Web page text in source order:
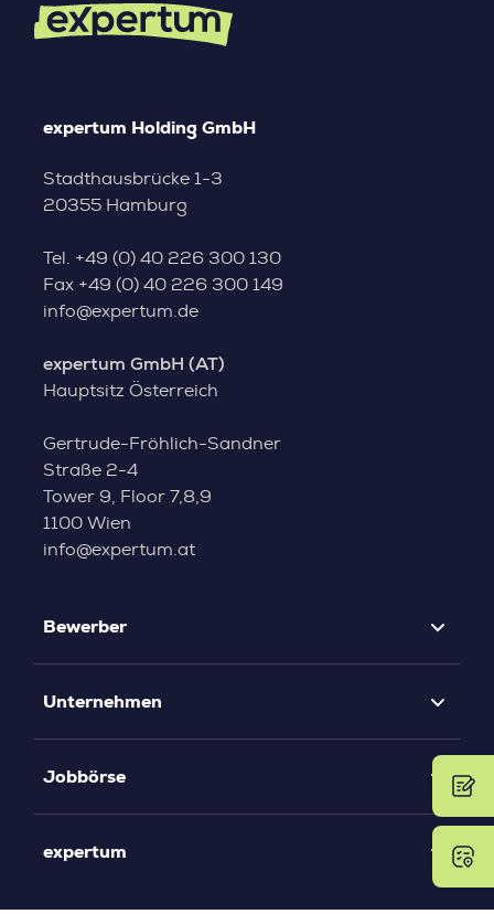
expertum Holding GmbH
Stadthausbrücke 1-3
20355 Hamburg
Tel. +49 (0) 40 226 300 130
Fax +49 (0) 40 226 300 149
info@expertum.de
expertum GmbH (AT)
Hauptsitz Österreich
Gertrude-Fröhlich-Sandner
Straße 2-4
Tower 9, Floor 7,8,9
1100 Wien
info@expertum.at
Bewerber
Unternehmen
Jobbörse
expertum